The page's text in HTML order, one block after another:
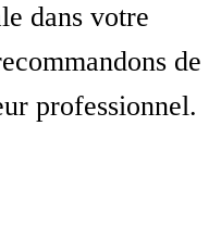
dans votre
de
professionnel.